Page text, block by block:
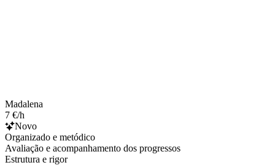
Madalena
7 €/h
Novo
Organizado e metódico
Avaliação e acompanhamento dos progressos
Estrutura e rigor